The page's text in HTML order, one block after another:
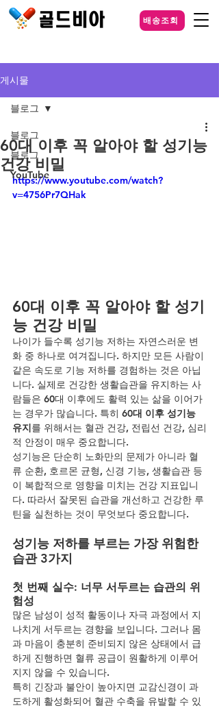
배송조회
게시물
블로그
블로그
YouTube
블로그
60대 이후 꼭 알아야 할 성기능
건강 비밀
https://www.youtube.com/watch?
v=4756Pr7QHak
60대 이후 꼭 알아야 할 성기
능 건강 비밀
나이가 들수록 성기능 저하는 자연스러운 변
화 중 하나로 여겨집니다. 하지만 모든 사람이
같은 속도로 기능 저하를 경험하는 것은 아닙
니다. 실제로 건강한 생활습관을 유지하는 사
람들은 60대 이후에도 활력 있는 삶을 이어가
는 경우가 많습니다. 특히 60대 이후 성기능
유지를 위해서는 혈관 건강, 전립선 건강, 심리
적 안정이 매우 중요합니다.
성기능은 단순히 노화만의 문제가 아니라 혈
류 순환, 호르몬 균형, 신경 기능, 생활습관 등
이 복합적으로 영향을 미치는 건강 지표입니
다. 따라서 잘못된 습관을 개선하고 건강한 루
틴을 실천하는 것이 무엇보다 중요합니다.
성기능 저하를 부르는 가장 위험한
습관 3가지
첫 번째 실수: 너무 서두르는 습관의 위
험성
많은 남성이 성적 활동이나 자극 과정에서 지
나치게 서두르는 경향을 보입니다. 그러나 몸
과 마음이 충분히 준비되지 않은 상태에서 급
하게 진행하면 혈류 공급이 원활하게 이루어
지지 않을 수 있습니다.
특히 긴장과 불안이 높아지면 교감신경이 과
도하게 활성화되어 혈관 수축을 유발할 수 있